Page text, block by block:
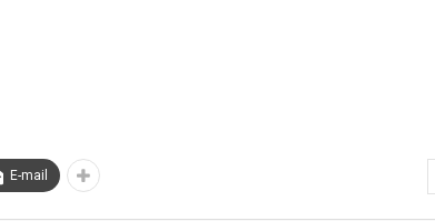
E-mail